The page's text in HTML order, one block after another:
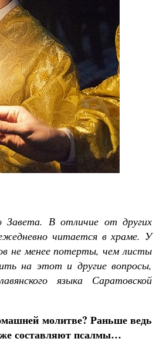
Завета. В отличие от других
читается в храме. У
не менее потерты, чем листы
на этот и другие вопросы,
языка Саратовской
молитве? Раньше ведь
составляют псалмы…
Чего ждет от нас Бог. 10 заповедей Божиих
Святитель Николай Сербский